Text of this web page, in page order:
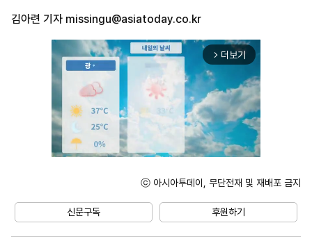
김아련 기자 missingu@asiatoday.co.kr
arrow_forward_ios 더보기
ⓒ 아시아투데이, 무단전재 및 재배포 금지
신문구독 후원하기